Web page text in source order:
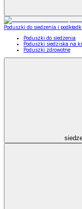
Poduszki do siedzenia i
Poduszki do siedzenia
Poduszki siedziska na
Poduszki zdrowotne